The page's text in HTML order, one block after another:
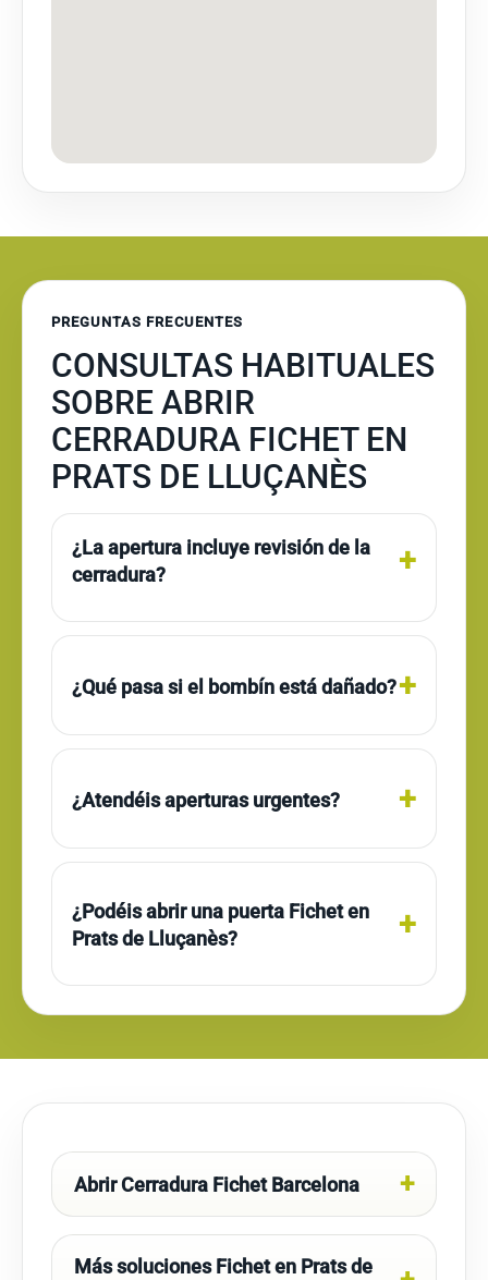
PREGUNTAS FRECUENTES
CONSULTAS HABITUALES
SOBRE ABRIR
CERRADURA FICHET EN
PRATS DE LLUÇANÈS
¿La apertura incluye revisión de la
cerradura?
¿Qué pasa si el bombín está dañado?
¿Atendéis aperturas urgentes?
¿Podéis abrir una puerta Fichet en
Prats de Lluçanès?
Abrir Cerradura Fichet Barcelona
Más soluciones Fichet en Prats de